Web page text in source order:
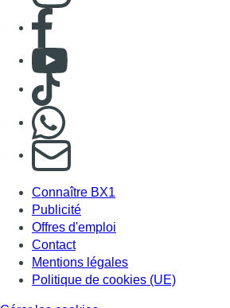
Consulter page Facebook
Consulter Youtube
Consulter TikTok
S'abonner à notre newsletter
Connaître BX1
Publicité
Offres d'emploi
Contact
Mentions légales
Politique de cookies (UE)